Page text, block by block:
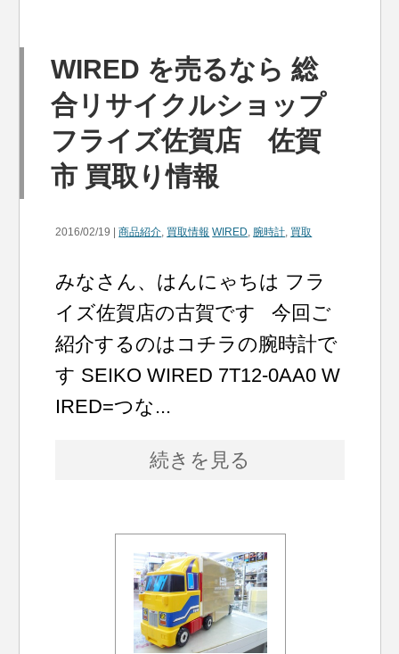
WIRED を売るなら 総
合リサイクルショップ
フライズ佐賀店 佐賀
市 買取り情報
2016/02/19 |商品紹介, 買取情報 WIRED, 腕時計, 買取
みなさん、はんにゃちは フラ
イズ佐賀店の古賀です 今回ご
紹介するのはコチラの腕時計で
す SEIKO WIRED 7T12-0AA0 W
IRED=つな...
続きを見る